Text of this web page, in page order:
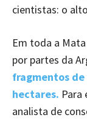
cientistas: o
Em toda a
por partes da
fragmentos de
hectares. Para
analista de